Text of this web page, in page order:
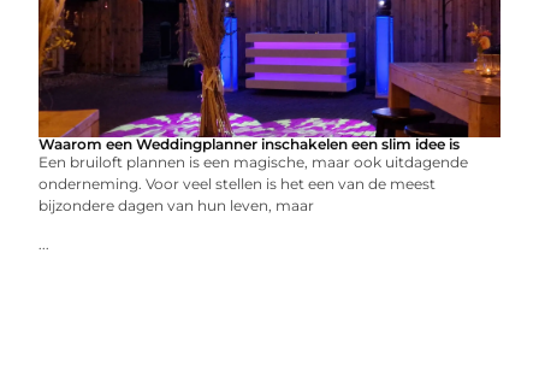
Waarom een Weddingplanner inschakelen een slim idee is
Een bruiloft plannen is een magische, maar ook uitdagende
onderneming. Voor veel stellen is het een van de meest
bijzondere dagen van hun leven, maar
...